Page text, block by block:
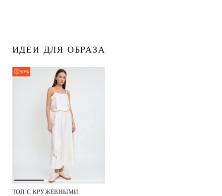
ИДЕИ ДЛЯ ОБРАЗА
50%
ТОП С КРУЖЕВНЫМИ